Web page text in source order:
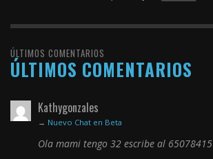
ÚLTIMOS COMENTARIOS
ÚLTIMOS COMENTARIOS
Kathygonzales
→ Nuevo Chat en Beta
Ola mami tengo 32 escribe al 65078415